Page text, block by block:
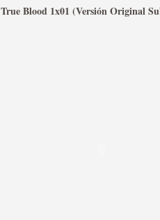
True Blood 1x01 (Versión Original